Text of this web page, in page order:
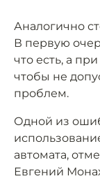
Аналогично
В первую
что есть, а
чтобы не
проблем.
Одной из
автомата,
Евгений